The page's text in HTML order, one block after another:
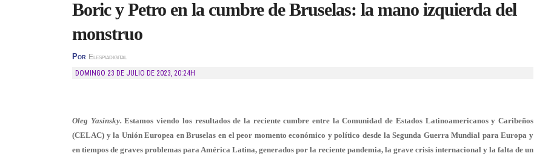
Boric y Petro en la cumbre de Bruselas: la mano izquierda del
monstruo
Por Elespiadigital
DOMINGO 23 DE JULIO DE 2023, 20:24H
Oleg Yasinsky.Estamos viendo los resultados de la reciente cumbre entre la Comunidad de Estados Latinoamericanos y Caribeños
(CELAC) y la Unión Europea en Bruselas en el peor momento económico y político desde la Segunda Guerra Mundial para Europa y
en tiempos de graves problemas para América Latina, generados por la reciente pandemia, la grave crisis internacional y la falta de un